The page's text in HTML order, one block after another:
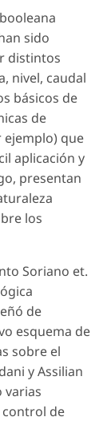
sido
distintos
nivel, caudal
básicos de
de
ejemplo) que
aplicación y
presentan
los
Soriano et.
de
esquema de
sobre el
y Assilian
varias
de